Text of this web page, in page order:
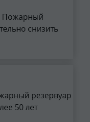
Пожарный
снизить
резервуар
50 лет